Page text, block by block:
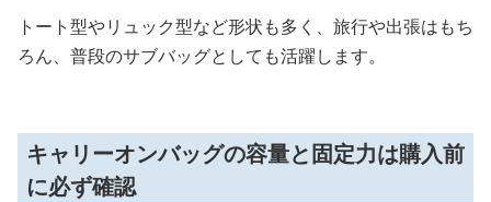
トート型やリュック型など形状も多く、旅行や出張はもち
ろん、普段のサブバッグとしても活躍します。
キャリーオンバッグの容量と固定力は購入前
に必ず確認